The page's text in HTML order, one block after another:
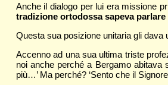
Anche il dialogo per lui era missione
tradizione ortodossa sapeva
Questa sua posizione unitaria gli
Accenno ad una sua ultima triste
noi anche perché a Bergamo abitava
più…’ Ma perché? ‘Sento che il